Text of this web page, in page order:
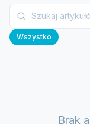
Wszystko
Brak